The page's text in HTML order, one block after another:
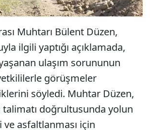
Muhtarı Bülent Düzen,
ilgili yaptığı açıklamada,
ulaşım sorununun
görüşmeler
söyledi. Muhtar Düzen,
talimatı doğrultusunda yolun
asfaltlanması için